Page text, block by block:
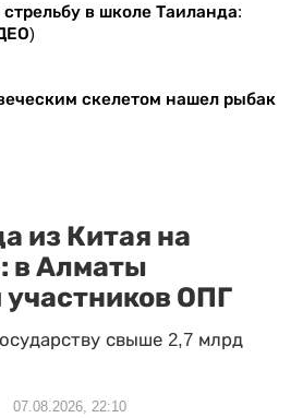
в школе Таиланда:
скелетом нашел рыбак
из Китая на
в Алматы
ОПГ
свыше 2,7 млрд
07.08.2026, 22:10